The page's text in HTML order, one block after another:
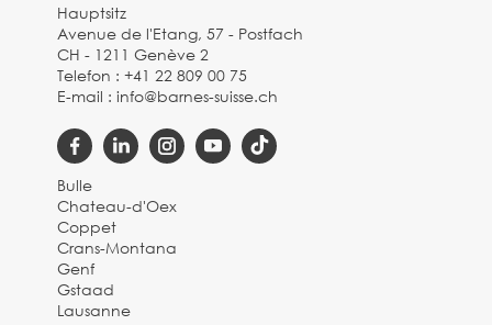
Hauptsitz
Avenue de l'Etang, 57 - Postfach
CH - 1211 Genève 2
Telefon :+41 22 809 00 75
E-mail :info@barnes-suisse.ch
Bulle
Chateau-d'Oex
Coppet
Crans-Montana
Genf
Gstaad
Lausanne